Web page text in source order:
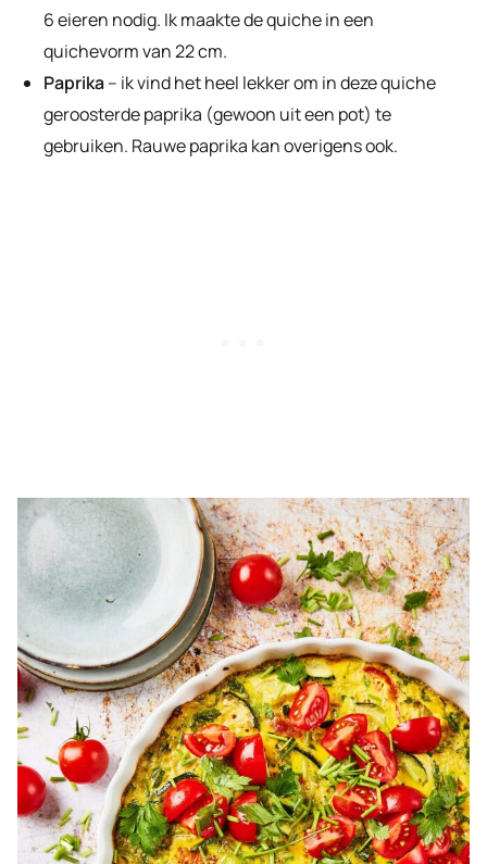
6 eieren nodig. Ik maakte de quiche in een
quichevorm van 22 cm.
Paprika– ik vind het heel lekker om in deze quiche
geroosterde paprika (gewoon uit een pot) te
gebruiken. Rauwe paprika kan overigens ook.